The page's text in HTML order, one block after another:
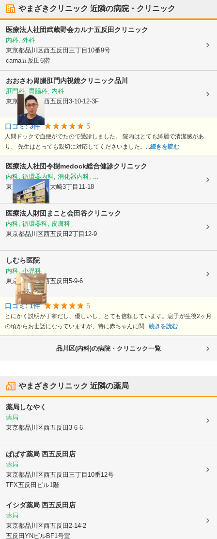
やまざきクリニック 近隣の病院・クリニック
医療法人社団武蔵野会カルナ五反田クリニック
内科, 外科
東京都品川区西五反田三丁目10番9号
carna五反田6階
おおさわ胃腸肛門内視鏡クリニック品川
肛門科, 胃腸科, 内科
東京都品川区
西五反田3-10-12-3F
口コミ:3件 5
人間ドックで血便がでたので受診しました。 院内はとても綺麗で清潔感があ
り、 先生はとっても親切に対応してくださいました。...続きを読む
医療法人社団令樹medock総合健診クリニック
内科, 循環器内科, 消化器内科, ...
東京都品川区上大崎3丁目11-18
医療法人財団まこと会田谷クリニック
内科, 循環器科, 皮膚科
東京都品川区西五反田2丁目12-9
しむら医院
内科, 小児科
東京都品川区西五反田5-9-6
口コミ:1件 5
とにかく説明が丁寧だし、優しいし、とても信頼しています。息子が生後2ヶ月
の頃からお世話になっていますが、特に赤ちゃんに関...続きを読む
品川区(内科)の病院・クリニック一覧
やまざきクリニック 近隣の薬局
薬局しなやく
薬局
東京都品川区西五反田3-6-6
ぱぱす薬局 西五反田店
薬局
東京都品川区西五反田三丁目10番12号
TFX五反田ビル1階
イシダ薬局 西五反田店
薬局
東京都品川区西五反田2-14-2
五反田YNビルBF1号室